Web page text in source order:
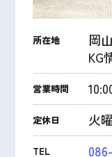
所在地
岡
KG
営業時間
定休日 火曜
TEL